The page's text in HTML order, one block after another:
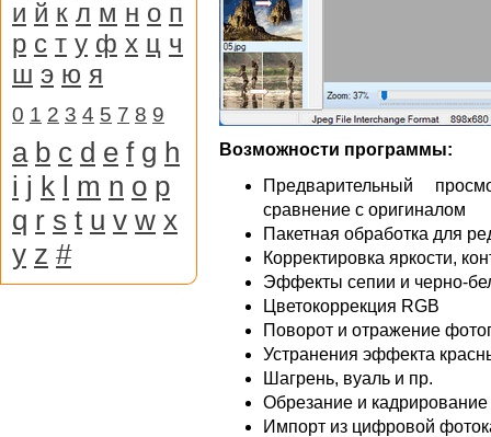
Возможности программы:
Предварительный
сравнение с оригиналом
Пакетная обработка для
Корректировка яркости,
Эффекты сепии и черно-
Цветокоррекция RGB
Поворот и отражение
Устранения эффекта
Шагрень, вуаль и пр.
Обрезание и
Импорт из цифровой
и й к л м н о п
р с т у ф х ц ч
ш э ю я
0 1 2 3 4 5 7 8 9
a b c d e f g h
i j k l m n o p
q r s t u v w x
y z #